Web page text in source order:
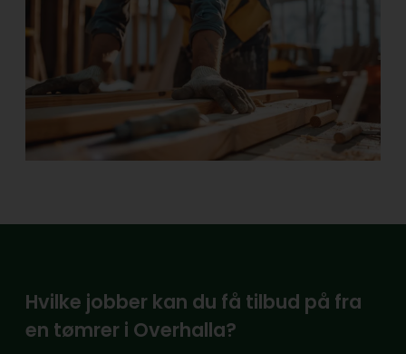
Hvilke jobber kan du få tilbud på fra
en tømrer i Overhalla?